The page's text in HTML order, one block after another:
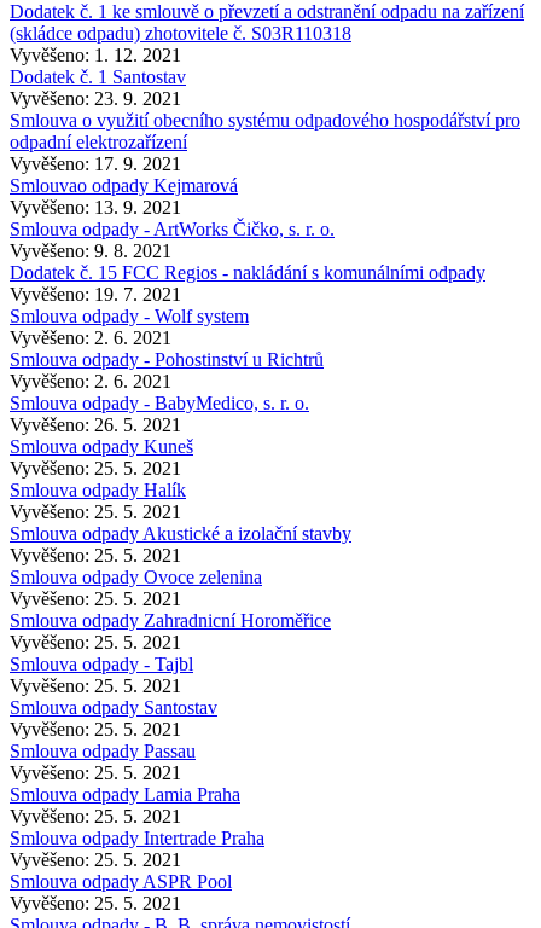
Dodatek č. 1 ke smlouvě o převzetí a odstranění odpadu na zařízení
(skládce odpadu) zhotovitele č. S03R110318
Vyvěšeno: 1. 12. 2021
Dodatek č. 1 Santostav
Vyvěšeno: 23. 9. 2021
Smlouva o využití obecního systému odpadového hospodářství pro
odpadní elektrozařízení
Vyvěšeno: 17. 9. 2021
Smlouvao odpady Kejmarová
Vyvěšeno: 13. 9. 2021
Smlouva odpady - ArtWorks Čičko, s. r. o.
Vyvěšeno: 9. 8. 2021
Dodatek č. 15 FCC Regios - nakládání s komunálními odpady
Vyvěšeno: 19. 7. 2021
Smlouva odpady - Wolf system
Vyvěšeno: 2. 6. 2021
Smlouva odpady - Pohostinství u Richtrů
Vyvěšeno: 2. 6. 2021
Smlouva odpady - BabyMedico, s. r. o.
Vyvěšeno: 26. 5. 2021
Smlouva odpady Kuneš
Vyvěšeno: 25. 5. 2021
Smlouva odpady Halík
Vyvěšeno: 25. 5. 2021
Smlouva odpady Akustické a izolační stavby
Vyvěšeno: 25. 5. 2021
Smlouva odpady Ovoce zelenina
Vyvěšeno: 25. 5. 2021
Smlouva odpady Zahradnicní Horoměřice
Vyvěšeno: 25. 5. 2021
Smlouva odpady - Tajbl
Vyvěšeno: 25. 5. 2021
Smlouva odpady Santostav
Vyvěšeno: 25. 5. 2021
Smlouva odpady Passau
Vyvěšeno: 25. 5. 2021
Smlouva odpady Lamia Praha
Vyvěšeno: 25. 5. 2021
Smlouva odpady Intertrade Praha
Vyvěšeno: 25. 5. 2021
Smlouva odpady ASPR Pool
Vyvěšeno: 25. 5. 2021